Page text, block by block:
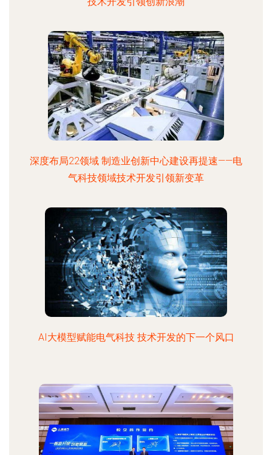
深度布局22领域 制造业创新中心建设再提速——电
气科技领域技术开发引领新变革
AI大模型赋能电气科技 技术开发的下一个风口